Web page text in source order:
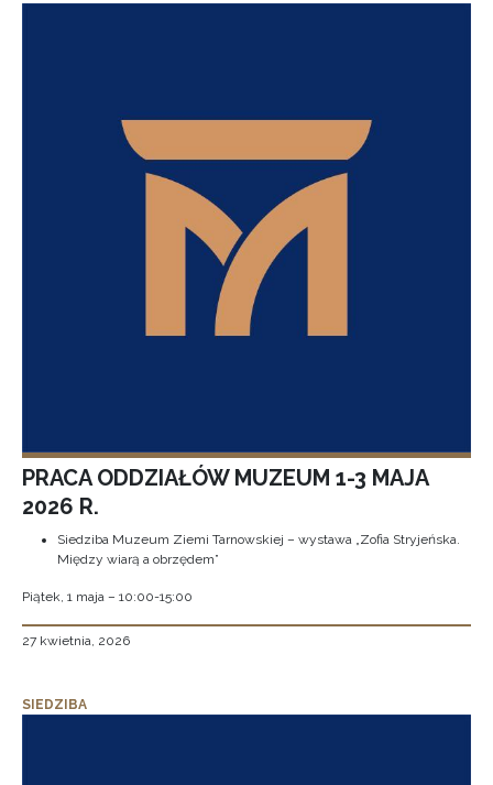
PRACA ODDZIAŁÓW MUZEUM 1-3 MAJA
2026 R.
Siedziba Muzeum Ziemi Tarnowskiej – wystawa „Zofia Stryjeńska.
Między wiarą a obrzędem”
Piątek, 1 maja – 10:00-15:00
27 kwietnia, 2026
SIEDZIBA